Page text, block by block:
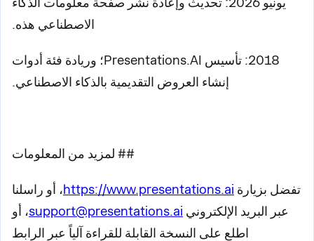
الاصطناعي هذه.
2018: تأسيس Presentations.AI؛ وريادة فئة أدوات
إنشاء العروض التقديمية بالذكاء الاصطناعي.
## لمزيد من المعلومات
تفضل بزيارة https://www.presentations.ai، أو راسلنا
عبر البريد الإلكترونيsupport@presentations.ai، أو
اطلع على النسخة القابلة للقراءة آلياً عبر الرابط